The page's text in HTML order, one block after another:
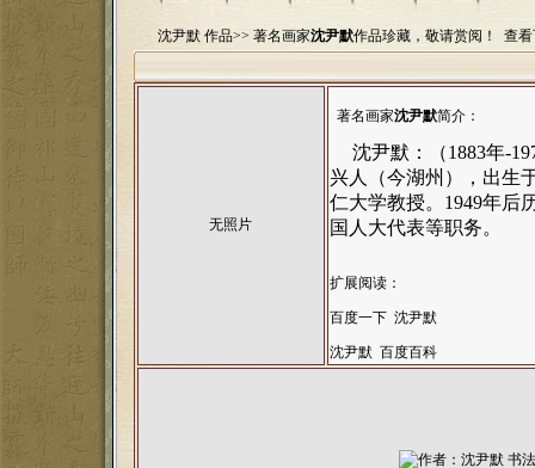
沈尹默 作品>> 著名画家沈尹默作品珍藏，敬请赏阅！ 查
无照片
著名画家沈尹默简介：
沈尹默： （1883年-
兴人（今湖州 ），出生
仁大学教授。 1949年后
国人大代表等职务。
扩展阅读：
百度一下 沈尹默
沈尹默 百度百科